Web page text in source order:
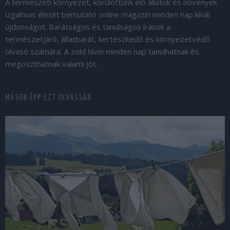
A természeti környezet, körülöttünk élő állatok és növények
izgalmas életét bemutató online magazin minden nap kínál
újdonságot. Barátságos és tanulságos írások a
természetjáró, állatbarát, kertészkedő és környezetvédő
olvasó számára. A zöld hívei minden nap tanulhatnak és
megoszthatnak valami jót.
MÁSOK ÉPP EZT OLVASSÁK